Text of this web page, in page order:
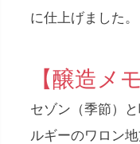
に仕上げました。
【醸造メモ
セゾン（季節）
ルギーのワロン